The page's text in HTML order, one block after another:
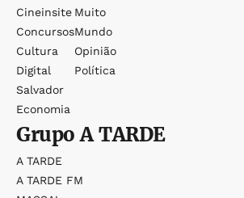
Cineinsite
Concursos
Cultura
Digital
Salvador
Economia
Muito
Mundo
Opinião
Política
GrupoA TARDE
A TARDE
A TARDE FM